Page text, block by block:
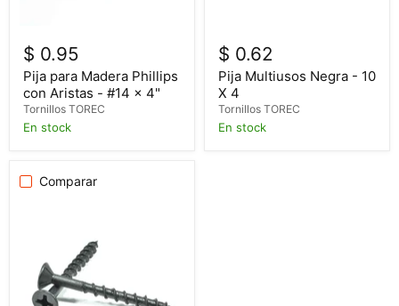
$ 0.95
Pija para Madera Phillips
con Aristas - #14 x 4"
Tornillos TOREC
En stock
$ 0.62
Pija Multiusos Negra - 10
X 4
Tornillos TOREC
En stock
Comparar